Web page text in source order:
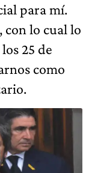
para mí.
con lo cual lo
25 de
como